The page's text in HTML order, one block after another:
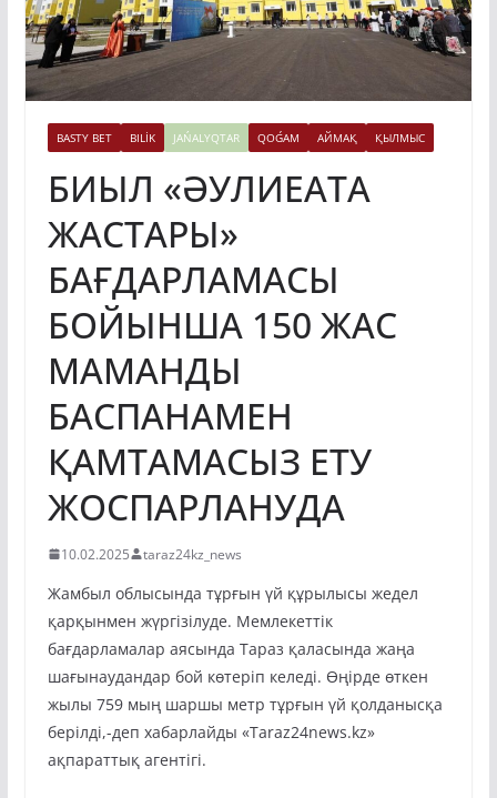
BASTY BET BILİK JAŃALYQTAR QOǴAM АЙМАҚ ҚЫЛМЫС
БИЫЛ «ӘУЛИЕАТА
ЖАСТАРЫ»
БАҒДАРЛАМАСЫ
БОЙЫНША 150 ЖАС
МАМАНДЫ
БАСПАНАМЕН
ҚАМТАМАСЫЗ ЕТУ
ЖОСПАРЛАНУДА
10.02.2025 taraz24kz_news
Жамбыл облысында тұрғын үй құрылысы жедел
қарқынмен жүргізілуде. Мемлекеттік
бағдарламалар аясында Тараз қаласында жаңа
шағынаудандар бой көтеріп келеді. Өңірде өткен
жылы 759 мың шаршы метр тұрғын үй қолданысқа
берілді,-деп хабарлайды «Taraz24news.kz»
ақпараттық агентігі.